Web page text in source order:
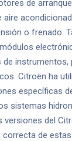
de
aire
o frenado.
instrumentos,
Citroën ha
específicas
sistemas
versiones del
correcta de